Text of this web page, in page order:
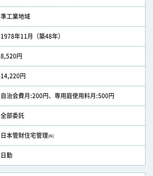
準工業地域
1978年11月（築48年）
8,520円
14,220円
自治会費月:200円、専用庭使用料月:500円
全部委託
日本管財住宅管理㈱
日勤